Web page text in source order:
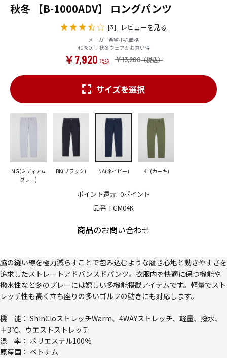
秋冬 【B-1000ADV】 ロングパンツ
[3] レビューを見る
メーカー希望小売価格
40%OFF 秋冬ウェアがお買い得
￥13,200
￥7,920
品番 FGM04K
ポイント還元 0ポイント
サイズを選択
MG(ミディアム
グレー)
BK(ブラック) NA(ネイビー) KH(カーキ)
商品のお問い合わせ
脇の縫い線を極力減らすことで包み込むような履き心地と動きやすさを
追求したストレートアドバンスドパンツ。衣服内を快適に保つ機能や
撥水性など冬のプレーには嬉しい多機能搭載アイテムです。軽量でスト
レッチ性も高く立ち座りの多いゴルフの動きにも対応します。
機 能： ShinCloストレッチWarm、4WAYストレッチ、軽量、撥水、
＋3℃、ウエストストレッチ
混 率： ポリエステル100％
原産国： ベトナム